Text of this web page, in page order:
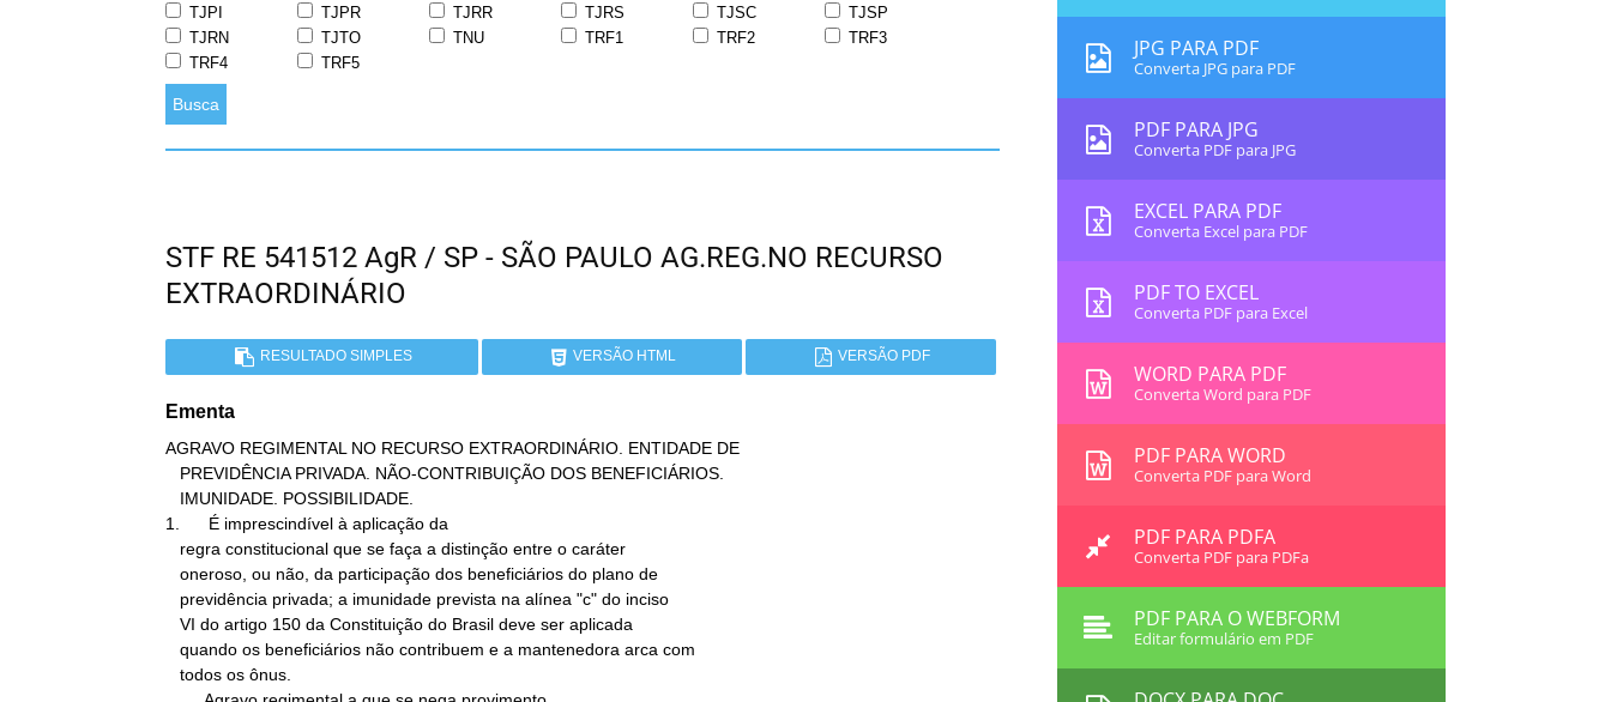
TJPI
TJPR TJRR TJRS TJSC
TJSP
TJRN
TJTO TNU TRF1 TRF2
TRF3
TRF4
TRF5
Busca
STF RE 541512 AgR / SP - SÃO PAULO AG.REG.NO RECURSO
EXTRAORDINÁRIO
RESULTADO SIMPLES VERSÃO HTML VERSÃO PDF
Ementa
AGRAVO REGIMENTAL NO RECURSO EXTRAORDINÁRIO. ENTIDADE DE
1.      É imprescindível à aplicação da
JPG PARA PDF
Converta JPG para PDF
PDF PARA JPG
Converta PDF para JPG
EXCEL PARA PDF
Converta Excel para PDF
PDF TO EXCEL
Converta PDF para Excel
WORD PARA PDF
Converta Word para PDF
PDF PARA WORD
Converta PDF para Word
PDF PARA PDFA
Converta PDF para PDFa
PDF PARA O WEBFORM
Editar formulário em PDF